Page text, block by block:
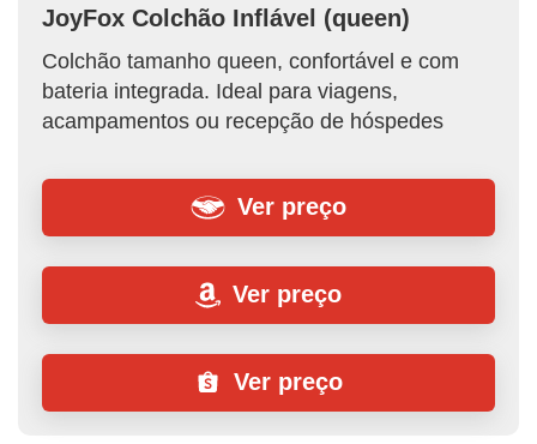
JoyFox Colchão Inflável (queen)
Colchão tamanho queen, confortável e com
bateria integrada. Ideal para viagens,
acampamentos ou recepção de hóspedes
Ver preço
Ver preço
Ver preço